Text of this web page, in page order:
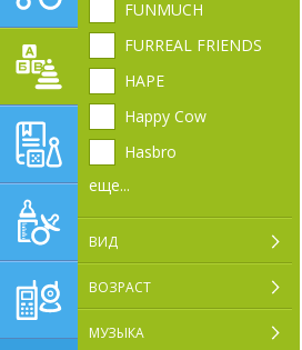
ДЕТСКИЕ ИГРУШКИ
ОБУЧАЮЩЕ-
РАЗВИВАЮЩИЕ ТОВАРЫ
КОРМЛЕНИЕ
ТОВАРЫ ДЛЯ
РОДИТЕЛЕЙ,
ПОСТЕЛЬНЫЕ
ПРИНАДЛЕЖНОСТИ
FUNMUCH
FURREAL FRIENDS
HAPE
Happy Cow
Hasbro
еще...
ВИД
ВОЗРАСТ
МУЗЫКА